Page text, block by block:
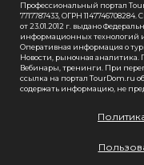
Профессиональный портал
7717787433, ОГРН
от 23.01.2012 г. выдано
информационных технологий
Оперативная информация о
Новости, рыночная
Вебинары, тренинги. При
ссылка на портал TourDom.ru
содержать информацию, не